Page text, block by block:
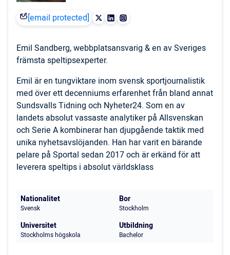
[email protected]
Emil Sandberg, webbplatsansvarig & en av Sveriges
främsta speltipsexperter.
Emil är en tungviktare inom svensk sportjournalistik
med över ett decenniums erfarenhet från bland annat
Sundsvalls Tidning och Nyheter24. Som en av
landets absolut vassaste analytiker på Allsvenskan
och Serie A kombinerar han djupgående taktik med
unika nyhetsavslöjanden. Han har varit en bärande
pelare på Sportal sedan 2017 och är erkänd för att
leverera speltips i absolut världsklass
Nationalitet
Svensk
Bor
Stockholm
Universitet
Stockholms högskola
Utbildning
Bachelor